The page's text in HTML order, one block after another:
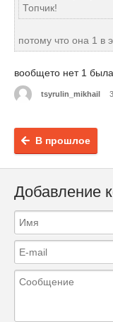
Топчик!
потому что она 1 в
вообщето нет 1
tsyrulin_mikhail
В прошлое
Добавление